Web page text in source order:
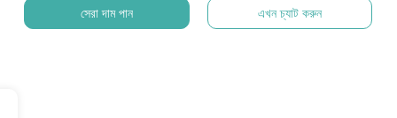
সেরা দাম পান এখন চ্যাট করুন